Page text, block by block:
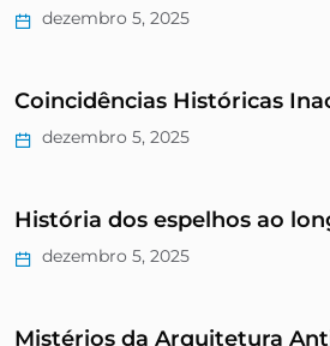
dezembro 5, 2025
Coincidências Históricas
dezembro 5, 2025
História dos espelhos ao
dezembro 5, 2025
Mistérios da Arquitetura